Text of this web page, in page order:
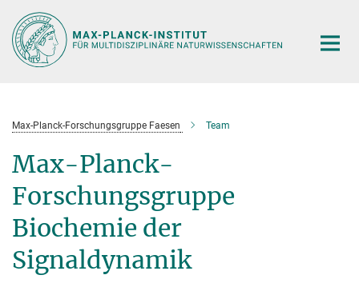
Hauptinhalt
Max-Planck-Forschungsgruppe Faesen Team
Max-Planck-
Forschungsgruppe
Biochemie der
Signaldynamik